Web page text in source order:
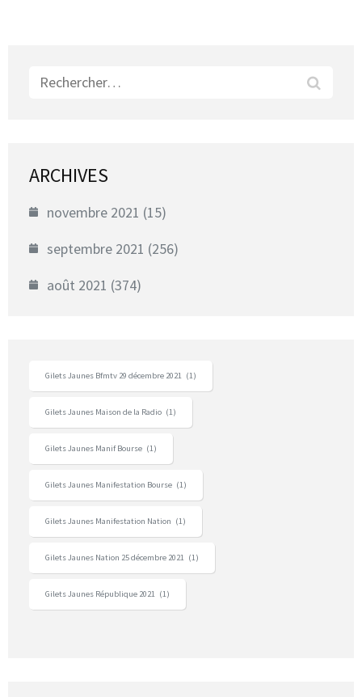
Rechercher :
ARCHIVES
novembre 2021 (15)
septembre 2021 (256)
août 2021 (374)
Gilets Jaunes Bfmtv 29 décembre 2021 (1)
Gilets Jaunes Maison de la Radio (1)
Gilets Jaunes Manif Bourse (1)
Gilets Jaunes Manifestation Bourse (1)
Gilets Jaunes Manifestation Nation (1)
Gilets Jaunes Nation 25 décembre 2021 (1)
Gilets Jaunes République 2021 (1)